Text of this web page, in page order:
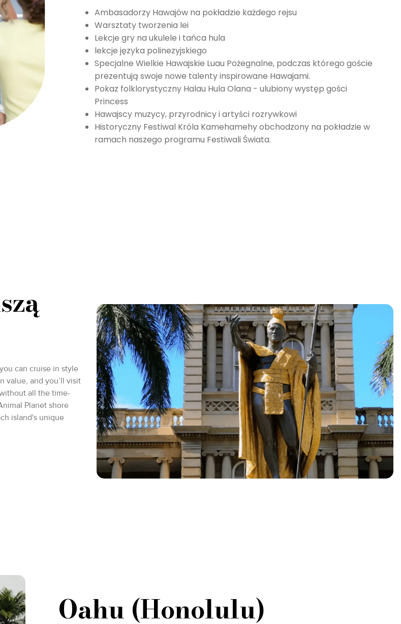
Ambasadorzy Hawajów na pokładzie każdego rejsu
Warsztaty tworzenia lei
Lekcje gry na ukulele i tańca hula
lekcje języka polinezyjskiego
Specjalne Wielkie Hawajskie Luau Pożegnalne, podczas którego goście
prezentują swoje nowe talenty inspirowane Hawajami.
Pokaz folklorystyczny Halau Hula Olana - ulubiony występ gości
Princess
Hawajscy muzycy, przyrodnicy i artyści rozrywkowi
Historyczny Festiwal Króla Kamehamehy obchodzony na pokładzie w
ramach naszego programu Festiwali Świata.
can cruise in style
value, and you’ll visit
all the time-
Planet shore
island's unique
Oahu (Honolulu)